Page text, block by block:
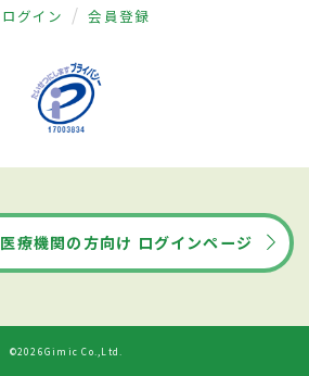
ログイン 会員登録
医療機関の方向け ログインページ
©2026Gimic Co.,Ltd.